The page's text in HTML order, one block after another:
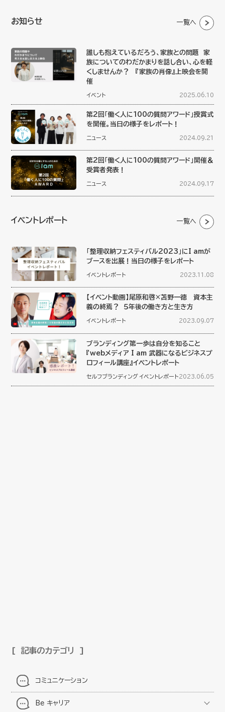
お知らせ 一覧へ
誰しも抱えているだろう、家族との問題 家
族についてのわだかまりを話し合い、心を軽
くしませんか？ 『家族の肖像』上映会を開
催
イベント 2025.06.10
第2回「働く人に100の質問アワード」授賞式
を開催。当日の様子をレポート！
ニュース 2024.09.21
第2回「働く人に100の質問アワード」開催＆
受賞者発表！
ニュース 2024.09.17
イベントレポート 一覧へ
「整理収納フェスティバル2023」にI amが
ブースを出展！当日の様子をレポート
イベントレポート 2023.11.08
【イベント動画】尾原和啓×苫野一徳 資本主
義の終焉？ ５年後の働き方と生き方
イベントレポート 2023.09.07
ブランディング第一歩は自分を知ること
『webメディア I am 武器になるビジネスプ
ロフィール講座』イベントレポート
セルフブランディング イベントレポート 2023.06.05
記事のカテゴリ
コミュニケーション
Be キャリア